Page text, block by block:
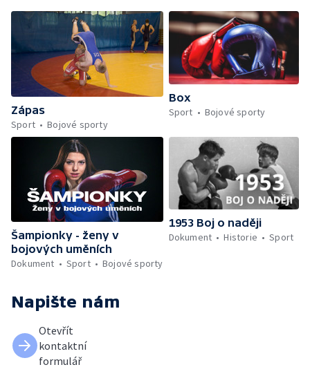
Zápas
Sport
Bojové sporty
Box
Sport
Bojové sporty
Šampionky - ženy v
bojových uměních
Dokument
Sport Bojové sporty
1953 Boj o naději
Dokument
Historie Sport
Napište nám
Otevřít
kontaktní
formulář